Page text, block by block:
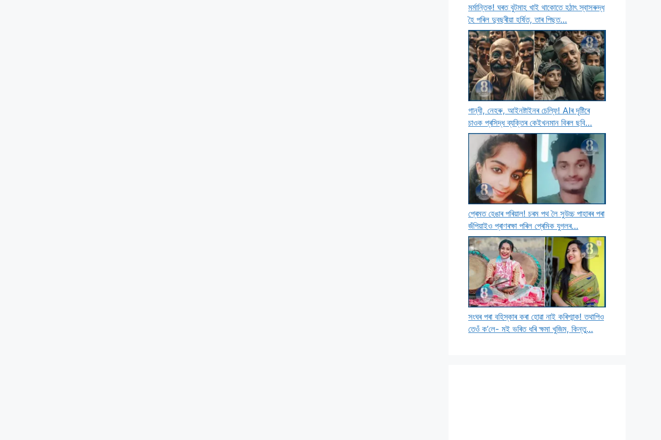
মৰ্মান্তিক! ঘৰত বুটমাহ খাই থাকােতে হঠাৎ স্বাসৰুদ্ধ
হৈ পৰিল দুবছৰীয়া হৰ্ষিত, তাৰ পিছত…
গান্ধী, নেহৰু, আইনষ্টাইনৰ চেল্ফি! AIৰ দৃষ্টিৰে
চাওক প্ৰসিদ্ধ ব্যক্তিৰ কেইখনমান বিৰল ছবি…
প্ৰেমত হেঙাৰ পৰিয়াল! চৰম পথ লৈ সুউচ্চ পাহাৰৰ পৰা
জঁপিয়াইও প্ৰাণৰক্ষা পৰিল প্ৰেমিক যুগলৰ…
সংঘৰ পৰা বহিস্কাৰ কৰা হোৱা নাই কৰিশ্মাক! তথাপিও
তেওঁ ক’লে- মই ভৰিত ধৰি ক্ষমা খুজিম, কিন্তু…